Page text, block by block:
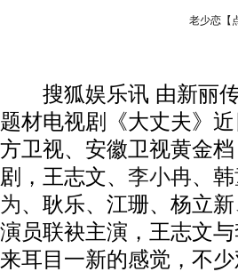
老少恋【
搜狐娱乐讯 由新丽传
题材电视剧《大丈夫》
方卫视、安徽卫视黄金
剧，王志文、 李小冉、
为、耿乐、江珊、杨立
演员联袂主演，王志文
来耳目一新的感觉，不